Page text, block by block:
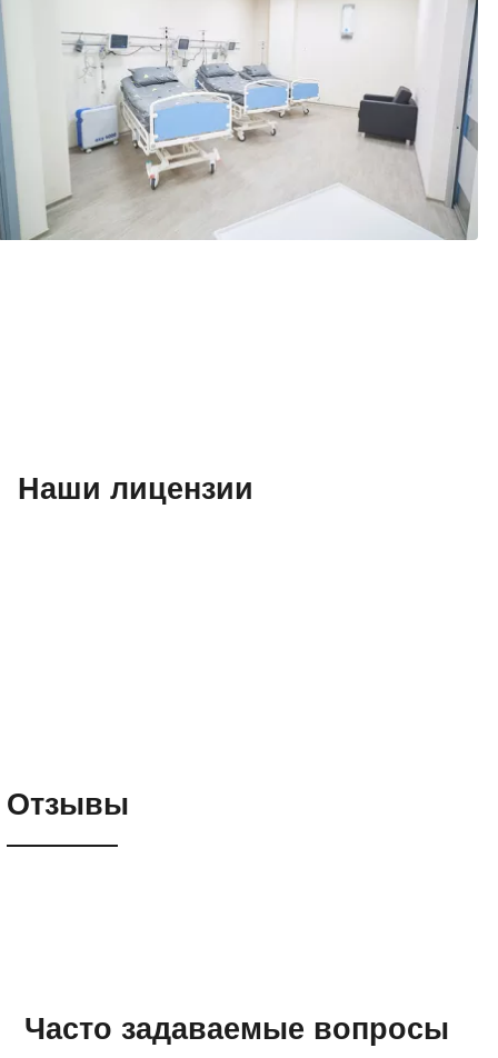
Наши лицензии
Отзывы
Часто задаваемые вопросы